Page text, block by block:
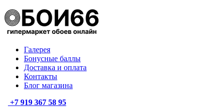
Галерея
Бонусные баллы
Доставка и оплата
Контакты
Блог магазина
+7 919 367 58 95